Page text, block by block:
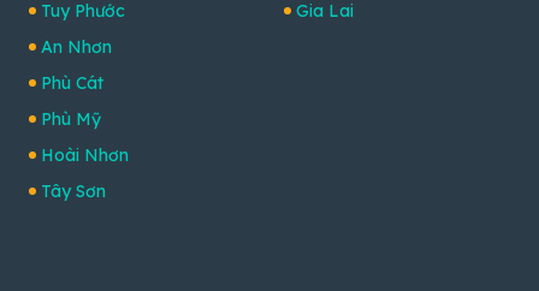
Tuy Phước
An Nhơn
Phù Cát
Phù Mỹ
Hoài Nhơn
Tây Sơn
Gia Lai